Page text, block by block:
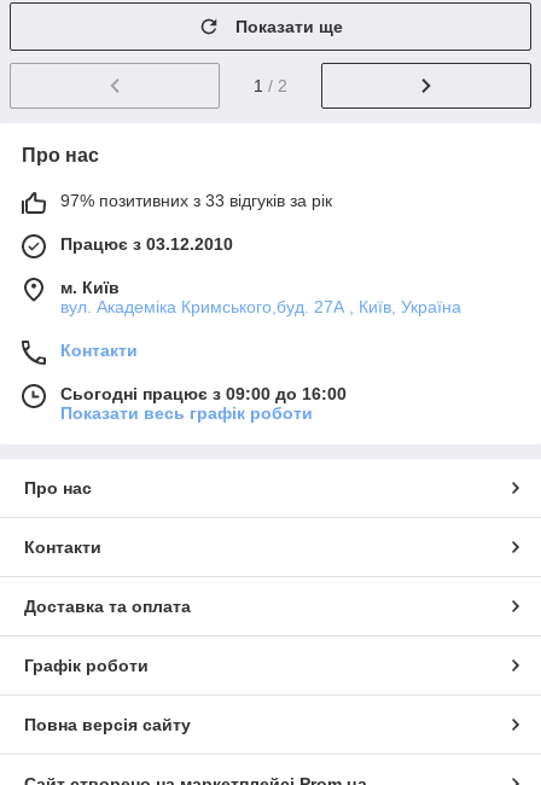
Показати ще
1 / 2
Про нас
97% позитивних з 33 відгуків за рік
Працює з 03.12.2010
м. Київ
вул. Академіка Кримського,буд. 27А , Київ, Україна
Контакти
Сьогодні працює з 09:00 до 16:00
Показати весь графік роботи
Про нас
Контакти
Доставка та оплата
Графік роботи
Повна версія сайту